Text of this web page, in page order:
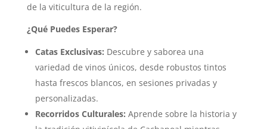
de la viticultura de la región.
¿Qué Puedes Esperar?
Catas Exclusivas: Descubre y saborea una
variedad de vinos únicos, desde robustos tintos
hasta frescos blancos, en sesiones privadas y
personalizadas.
Recorridos Culturales: Aprende sobre la historia y